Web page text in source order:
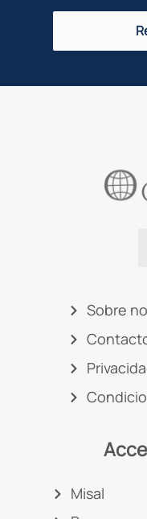
Sobre
Misal